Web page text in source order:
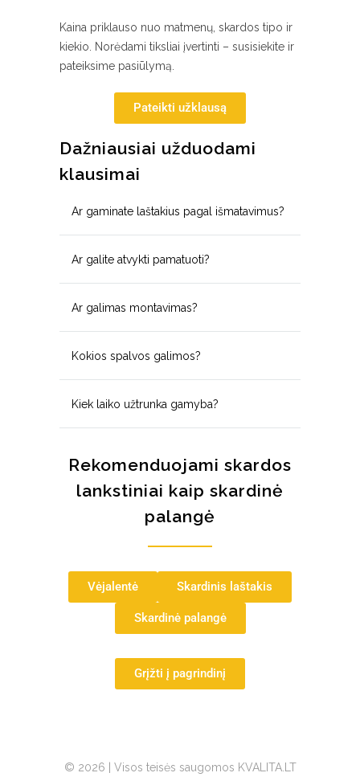
Kaina priklauso nuo matmenų, skardos tipo ir
kiekio. Norėdami tiksliai įvertinti – susisiekite ir
pateiksime pasiūlymą.
Pateikti užklausą
Dažniausiai užduodami
klausimai
Ar gaminate laštakius pagal išmatavimus?
Ar galite atvykti pamatuoti?
Ar galimas montavimas?
Kokios spalvos galimos?
Kiek laiko užtrunka gamyba?
Rekomenduojami skardos
lankstiniai kaip skardinė
palangė
Vėjalentė Skardinis laštakis
Skardinė palangė
Grįžti į pagrindinį
© 2026 | Visos teisės saugomos KVALITA.LT